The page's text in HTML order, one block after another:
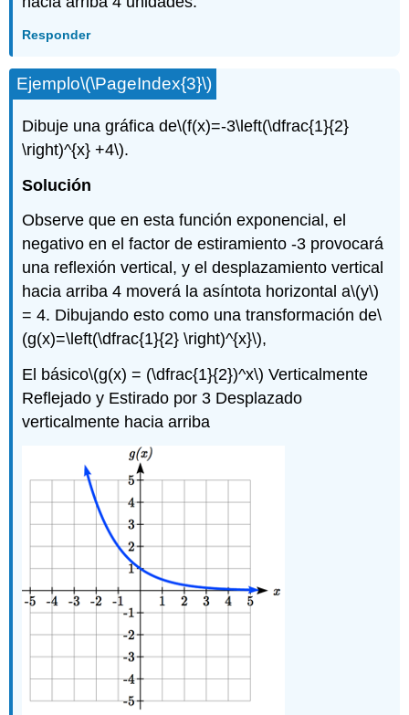
Responder
Ejemplo\(\PageIndex{3}\)
Dibuje una gráfica de\(f(x)=-3\left(\dfrac{1}{2}
\right)^{x} +4\).
Solución
Observe que en esta función exponencial, el
negativo en el factor de estiramiento -3 provocará
una reflexión vertical, y el desplazamiento vertical
hacia arriba 4 moverá la asíntota horizontal a\(y\)
= 4. Dibujando esto como una transformación de\
(g(x)=\left(\dfrac{1}{2} \right)^{x}\),
El básico\(g(x) = (\dfrac{1}{2})^x\) Verticalmente
Reflejado y Estirado por 3 Desplazado
verticalmente hacia arriba